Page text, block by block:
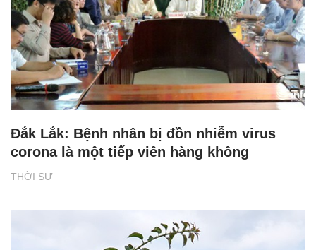
THỜI SỰ
Đắk Lắk: Bệnh nhân bị đồn nhiễm virus
corona là một tiếp viên hàng không